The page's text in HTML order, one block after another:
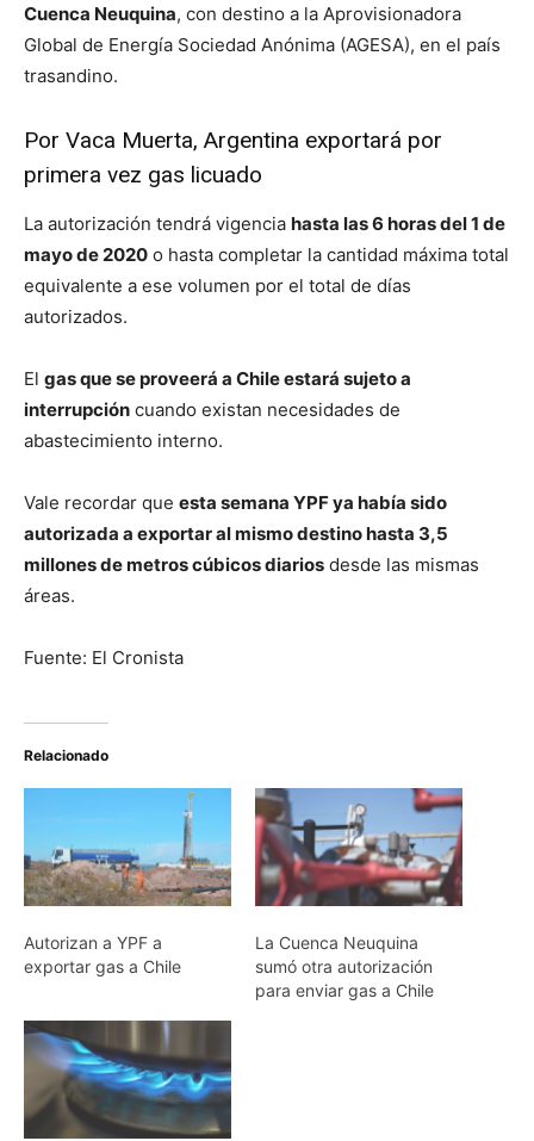
Cuenca Neuquina, con destino a la Aprovisionadora
Global de Energía Sociedad Anónima (AGESA), en el país
trasandino.
Por Vaca Muerta, Argentina exportará por
primera vez gas licuado
La autorización tendrá vigencia hasta las 6 horas del 1 de
mayo de 2020 o hasta completar la cantidad máxima total
equivalente a ese volumen por el total de días
autorizados.
El gas que se proveerá a Chile estará sujeto a
interrupción cuando existan necesidades de
abastecimiento interno.
Vale recordar que esta semana YPF ya había sido
autorizada a exportar al mismo destino hasta 3,5
millones de metros cúbicos diarios desde las mismas
áreas.
Fuente: El Cronista
Relacionado
Autorizan a YPF a
exportar gas a Chile
La Cuenca Neuquina
sumó otra autorización
para enviar gas a Chile